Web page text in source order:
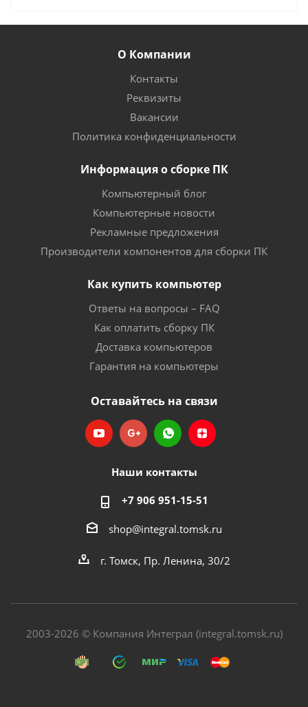
О Компании
Контакты
Реквизиты
Вакансии
Политика конфиденциальности
Информация о сборке ПК
Компьютерный блог
Компьютерные новости
Рекламные предложения
Производители компонентов для сборки ПК
Как купить компьютер
Ответы на вопросы – FAQ
Как оплатить сборку ПК
Доставка компьютеров
Гарантия на компьютеры
Оставайтесь на связи
Наши контакты
+7 906 951-15-51
shop@integral.tomsk.ru
г. Томск, Пр. Ленина, 30/2
2003-2026 © Компания Интеграл (integral.tomsk.ru)